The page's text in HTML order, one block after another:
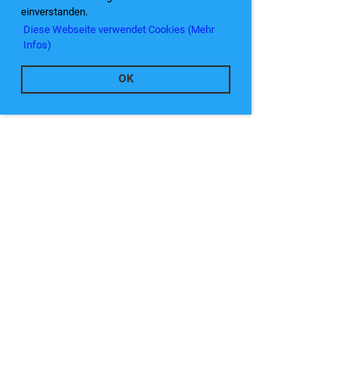
einverstanden.
Diese Webseite verwendet Cookies (Mehr
Infos)
OK